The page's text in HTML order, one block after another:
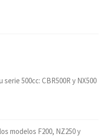
500cc: CBR500R y NX500
modelos F200, NZ250 y